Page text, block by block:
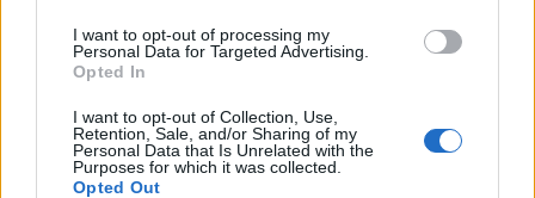
I want to opt-out of processing my
Personal Data for Targeted Advertising.
Opted In
I want to opt-out of Collection, Use,
Retention, Sale, and/or Sharing of my
Personal Data that Is Unrelated with the
Purposes for which it was collected.
Opted Out
Γιατί ο Γουόρεν
Μπάφετ δεν είναι ο
πλουσιότερος
άνθρωπος στη Γη